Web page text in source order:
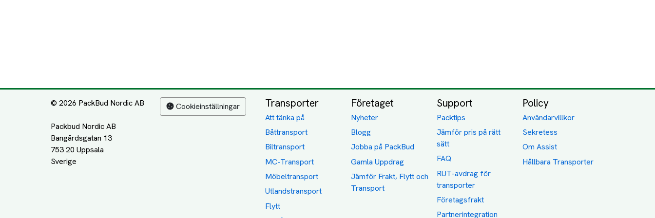
© 2026 PackBud Nordic AB
Packbud Nordic AB
Bangårdsgatan 13
753 20 Uppsala
Cookieinställningar Transporter
Att tänka på
Båttransport
Biltransport
MC-Transport
Möbeltransport
Utlandstransport
Flytt
Företaget
Nyheter
Blogg
Jobba på PackBud
Gamla Uppdrag
Jämför Frakt, Flytt och
Transport
Support
Packtips
Jämför pris på rätt
sätt
FAQ
RUT-avdrag för
transporter
Företagsfrakt
Partnerintegration
Policy
Användarvillkor
Sekretess
Om Assist
Hållbara Transporter